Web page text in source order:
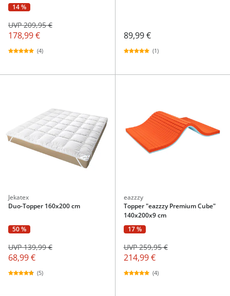
14 %
178,99 €
UVP 209,95 €
(4)
89,99 €
(1)
Jekatex
Duo-Topper 160x200 cm
50 %
68,99 €
UVP 139,99 €
(5)
eazzzy
Topper "eazzzy Premium Cube"
140x200x9 cm
17 %
214,99 €
UVP 259,95 €
(4)